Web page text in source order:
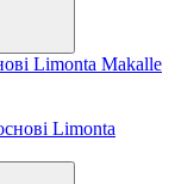
Limonta Makalle